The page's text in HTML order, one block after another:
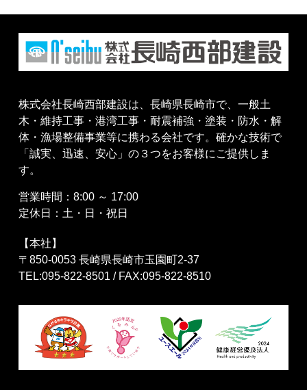
株式会社長崎西部建設は、長崎県長崎市で、一般土
木・維持工事・港湾工事・耐震補強・塗装・防水・解
体・漁場整備事業等に携わる会社です。確かな技術で
「誠実、迅速、安心」の３つをお客様にご提供しま
す。
営業時間：8:00 ～ 17:00
定休日：土・日・祝日
【本社】
〒850-0053 長崎県長崎市玉園町2-37
TEL:095-822-8501 / FAX:095-822-8510